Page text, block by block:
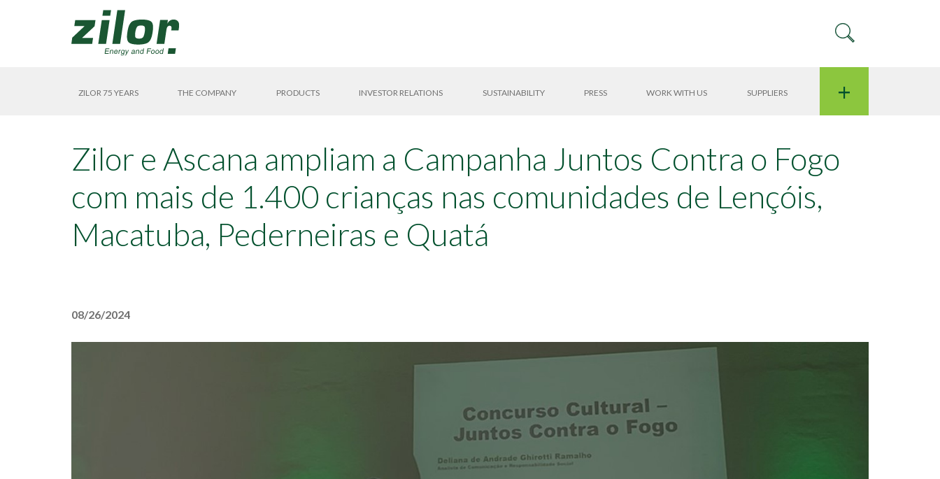
ZILOR 75 YEARS THE COMPANY PRODUCTS INVESTOR RELATIONS SUSTAINABILITY PRESS WORK WITH US SUPPLIERS +
Zilor e Ascana ampliam a Campanha Juntos Contra o Fogo
com mais de 1.400 crianças nas comunidades de Lençóis,
Macatuba, Pederneiras e Quatá
08/26/2024